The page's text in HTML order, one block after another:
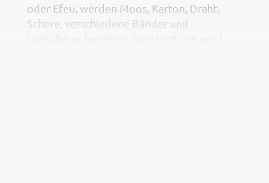
oder Efeu, werden Moos, Karton, Draht,
Schere, verschiedene Bänder und